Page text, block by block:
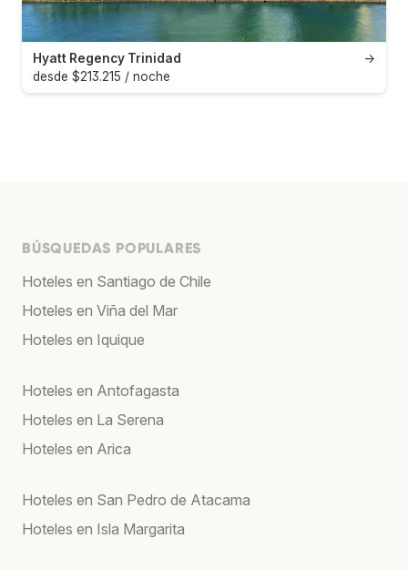
→
Hyatt Regency Trinidad
desde $213.215 / noche
BÚSQUEDAS POPULARES
Hoteles en Santiago de Chile
Hoteles en Viña del Mar
Hoteles en Iquique
Hoteles en Antofagasta
Hoteles en La Serena
Hoteles en Arica
Hoteles en San Pedro de Atacama
Hoteles en Isla Margarita